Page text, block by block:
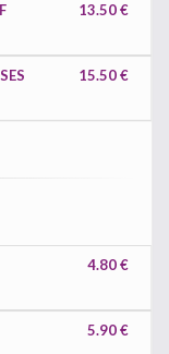
13.50 €
15.50 €
4.80 €
5.90 €